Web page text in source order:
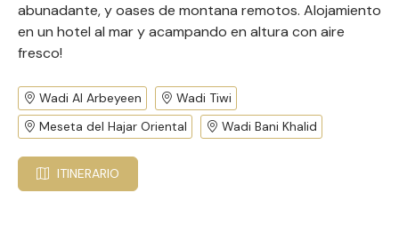
abunadante, y oases de montana remotos. Alojamiento
en un hotel al mar y acampando en altura con aire
fresco!
Wadi Al Arbeyeen
Wadi Tiwi
Meseta del Hajar Oriental
Wadi Bani Khalid
ITINERARIO